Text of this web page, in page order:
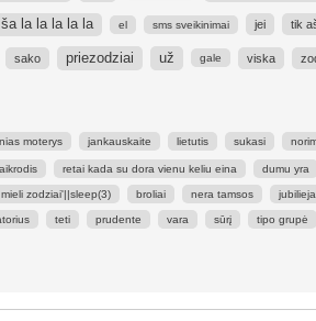
ša la la la la la el sms sveikinimai jei tik
sako priezodziai už gale viska
moterys jankauskaite lietutis sukasi
retai kada su dora vienu keliu eina dumu yra
mieli zodziai'||sleep(3) broliai nera tamsos
teti prudente vara sūrį tipo grupė